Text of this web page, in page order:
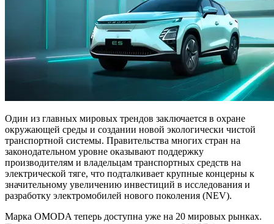
Один из главных мировых трендов заключается в охране
окружающей среды и создании новой экологически чистой
транспортной системы. Правительства многих стран на
законодательном уровне оказывают поддержку
производителям и владельцам транспортных средств на
электрической тяге, что подталкивает крупные концерны к
значительному увеличению инвестиций в исследования и
разработку электромобилей нового поколения (NEV).
Марка OMODA теперь доступна уже на 20 мировых рынках.